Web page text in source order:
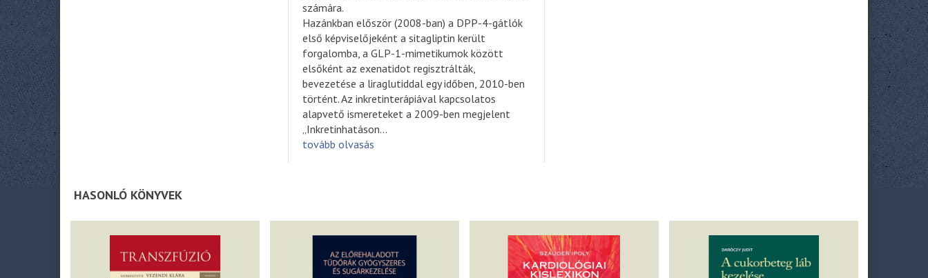
számára.
Hazánkban először (2008-ban) a DPP-4-gátlók
első képviselőjeként a sitagliptin került
forgalomba, a GLP-1-mimetikumok között
elsőként az exenatidot regisztrálták,
bevezetése a liraglutiddal egy időben, 2010-ben
történt. Az inkretinterápiával kapcsolatos
alapvető ismereteket a 2009-ben megjelent
„Inkretinhatáson...
tovább olvasás
HASONLÓ KÖNYVEK